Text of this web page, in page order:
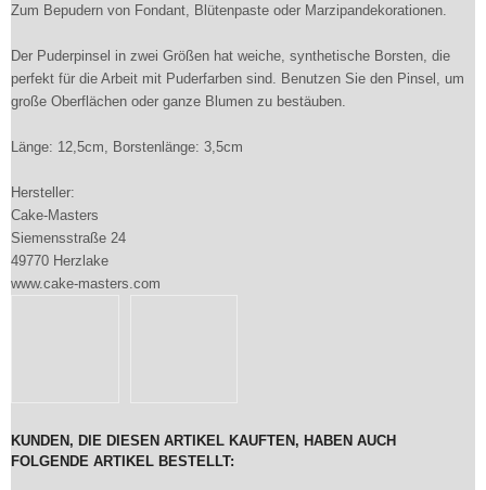
Zum Bepudern von Fondant, Blütenpaste oder Marzipandekorationen.
Der Puderpinsel in zwei Größen hat weiche, synthetische Borsten, die
perfekt für die Arbeit mit Puderfarben sind. Benutzen Sie den Pinsel, um
große Oberflächen oder ganze Blumen zu bestäuben.
Länge: 12,5cm, Borstenlänge: 3,5cm
Hersteller:
Cake-Masters
Siemensstraße 24
49770 Herzlake
www.cake-masters.com
KUNDEN, DIE DIESEN ARTIKEL KAUFTEN, HABEN AUCH
FOLGENDE ARTIKEL BESTELLT: